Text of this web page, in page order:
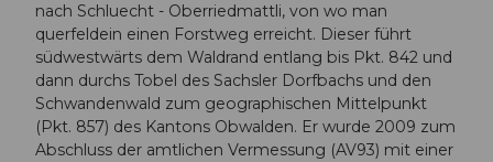
nach Schluecht - Oberriedmattli, von wo man
querfeldein einen Forstweg erreicht. Dieser führt
südwestwärts dem Waldrand entlang bis Pkt. 842 und
dann durchs Tobel des Sachsler Dorfbachs und den
Schwandenwald zum geographischen Mittelpunkt
(Pkt. 857) des Kantons Obwalden. Er wurde 2009 zum
Abschluss der amtlichen Vermessung (AV93) mit einer